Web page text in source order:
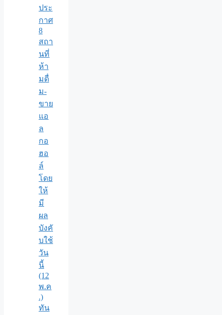
ประ
กาศ
8
สถา
นที่
ห้า
มดื่
ม-
ขาย
แอ
ล
กอ
ฮอ
ล์
โดย
ให้
มี
ผล
บังคั
บใช้
วัน
นี้
(12
พ.ค
.)
ทัน